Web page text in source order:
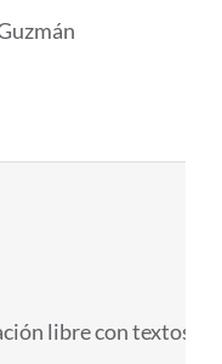
libre con textos